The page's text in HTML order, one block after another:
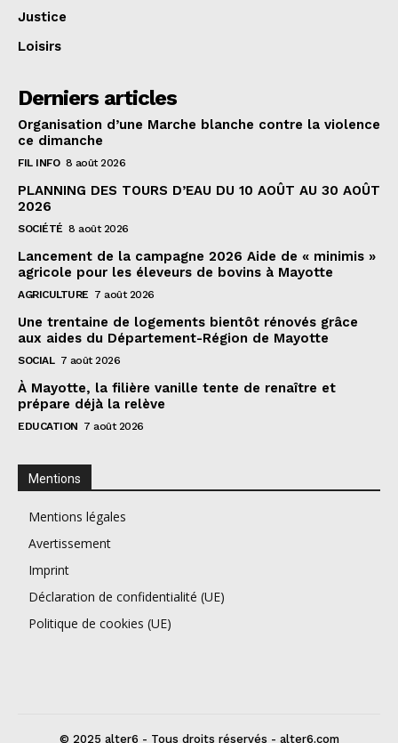
Justice
Loisirs
Derniers articles
Organisation d’une Marche blanche contre la violence
ce dimanche
FIL INFO 8 août 2026
PLANNING DES TOURS D’EAU DU 10 AOÛT AU 30 AOÛT
2026
SOCIÉTÉ 8 août 2026
Lancement de la campagne 2026 Aide de « minimis »
agricole pour les éleveurs de bovins à Mayotte
AGRICULTURE 7 août 2026
Une trentaine de logements bientôt rénovés grâce
aux aides du Département-Région de Mayotte
SOCIAL 7 août 2026
À Mayotte, la filière vanille tente de renaître et
prépare déjà la relève
EDUCATION 7 août 2026
Mentions
Mentions légales
Avertissement
Imprint
Déclaration de confidentialité (UE)
Politique de cookies (UE)
© 2025 alter6 - Tous droits réservés - alter6.com